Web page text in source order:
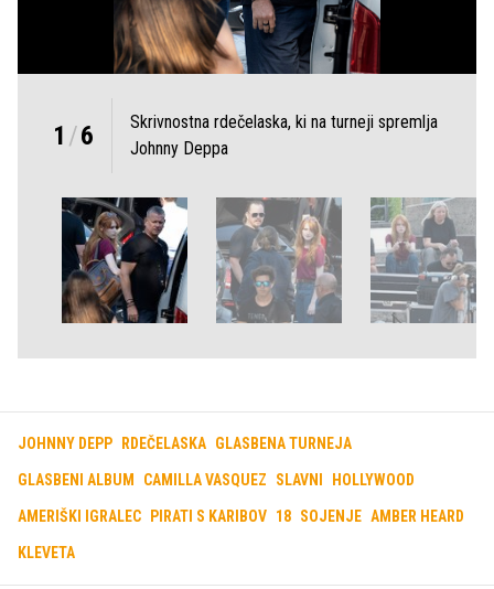
1 /6
Skrivnostna rdečelaska, ki na turneji spremlja
Johnny Deppa
JOHNNY DEPP RDEČELASKA GLASBENA TURNEJA
GLASBENI ALBUM CAMILLA VASQUEZ SLAVNI HOLLYWOOD
AMERIŠKI IGRALEC PIRATI S KARIBOV 18 SOJENJE AMBER HEARD
KLEVETA